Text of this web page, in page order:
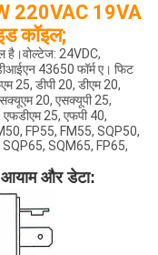
220VAC 19VA
कॉइल;
है।वोल्टेज: 24VDC,
43650 फॉर्म ए। फिट
25, डीपी 20, डीएम 20,
20, एसक्यूपी 25,
25, एफपी 40,
FP55, FM55, SQP50,
SQM65, FP65,
और डेटा: